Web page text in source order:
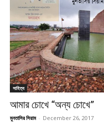
সাহিত্য
আমার চোখে “অন্য চোখে”
মুনতাসির সিয়াম - December 26, 2017